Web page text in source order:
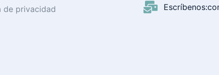
de privacidad